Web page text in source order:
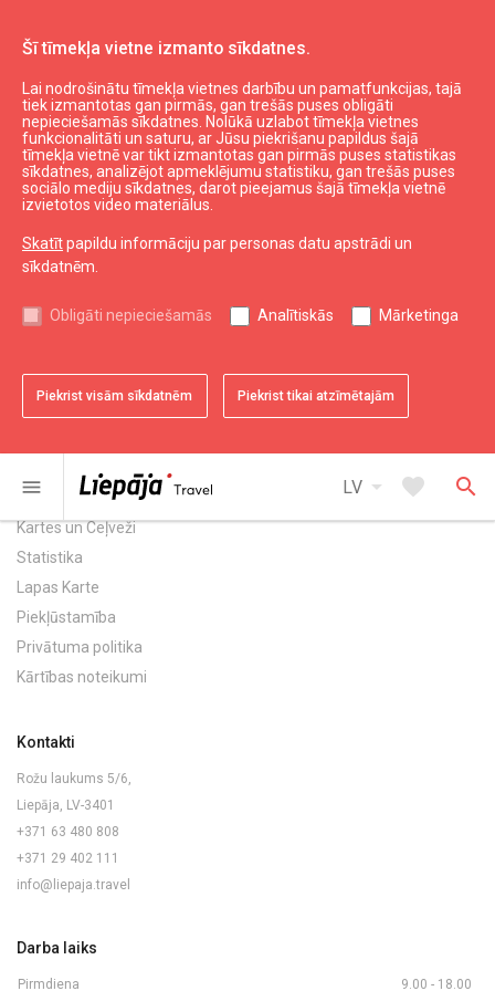
Šī tīmekļa vietne izmanto sīkdatnes.
Lai nodrošinātu tīmekļa vietnes darbību un pamatfunkcijas, tajā
tiek izmantotas gan pirmās, gan trešās puses obligāti
nepieciešamās sīkdatnes. Nolūkā uzlabot tīmekļa vietnes
funkcionalitāti un saturu, ar Jūsu piekrišanu papildus šajā
tīmekļa vietnē var tikt izmantotas gan pirmās puses statistikas
sīkdatnes, analizējot apmeklējumu statistiku, gan trešās puses
sociālo mediju sīkdatnes, darot pieejamus šajā tīmekļa vietnē
izvietotos video materiālus.
Skatītpapildu informāciju par personas datu apstrādi un
sīkdatnēm.
Obligāti nepieciešamās Analītiskās Mārketinga
Piekrist visām sīkdatnēm Piekrist tikai atzīmētajām
menu LV arrow_drop_down favorite search
Apotheka
Uz augšu expand_less
Informācija
Liepājas kultūra
Liepājas sports
Kurzemes tūrisms
Noderīgi
Kartes un Ceļveži
Statistika
Lapas Karte
Piekļūstamība
Privātuma politika
Kārtības noteikumi
Kontakti
Rožu laukums 5/6,
Liepāja, LV-3401
+371 63 480 808
+371 29 402 111
info@liepaja.travel
Darba laiks
Pirmdiena 9.00 - 18.00